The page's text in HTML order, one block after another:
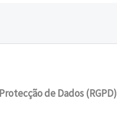
de Dados (RGPD)